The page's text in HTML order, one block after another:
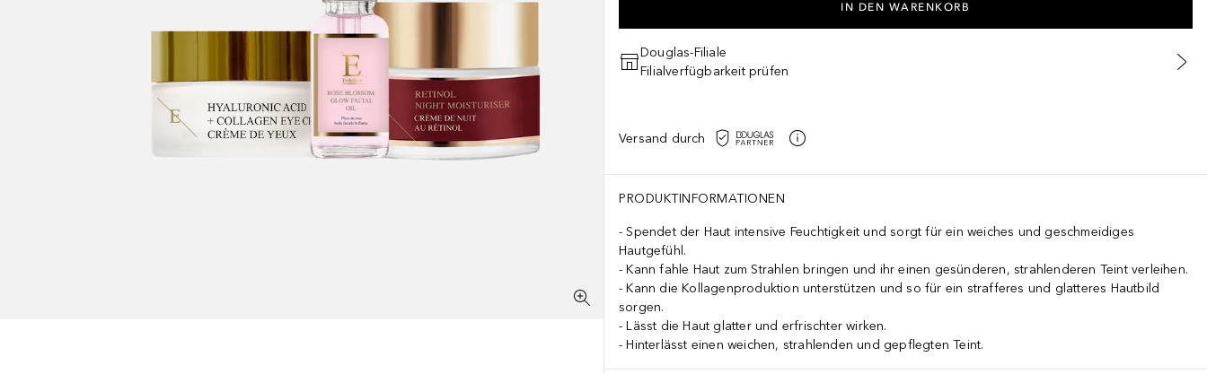
IN DEN WARENKORB
Douglas-Filiale
Filialverfügbarkeit prüfen
Versand durch
PRODUKTINFORMATIONEN
Spendet der Haut intensive Feuchtigkeit und sorgt für ein weiches und geschmeidiges
Hautgefühl.
Kann fahle Haut zum Strahlen bringen und ihr einen gesünderen, strahlenderen Teint verleihen.
Kann die Kollagenproduktion unterstützen und so für ein strafferes und glatteres Hautbild
sorgen.
Lässt die Haut glatter und erfrischter wirken.
Hinterlässt einen weichen, strahlenden und gepflegten Teint.